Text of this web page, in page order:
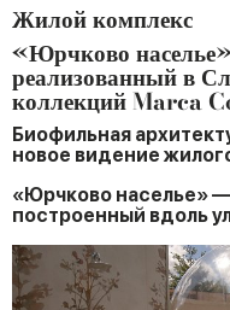
Жилой комплекс
«Юрчково
реализованный в
коллекций Marca
Биофильная
новое видение
«Юрчково населье»
построенный вдоль